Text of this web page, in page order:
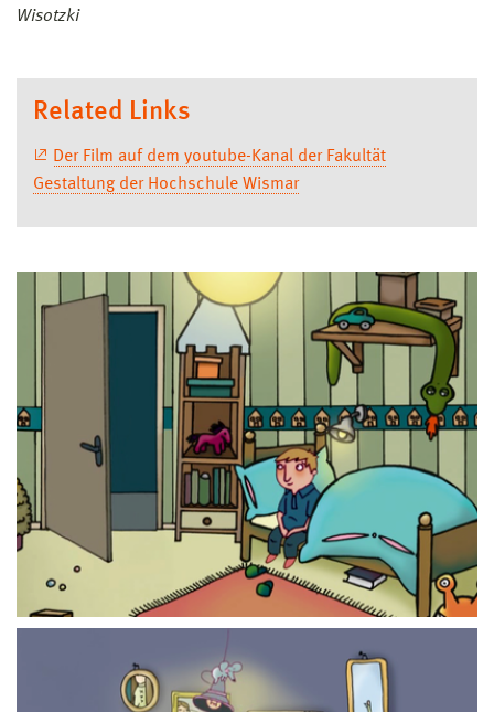
Wisotzki
Related Links
Der Film auf dem youtube-Kanal der Fakultät
Gestaltung der Hochschule Wismar